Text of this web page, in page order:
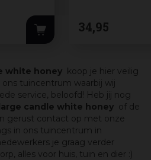
34,95
white honey koop je hier veilig
tuincentrum waarbij wij
service, beloofd! Heb jij nog
candle white honey of de
gerust contact op met onze
in ons tuincentrum in
je graag verder
alles voor huis, tuin en dier :)